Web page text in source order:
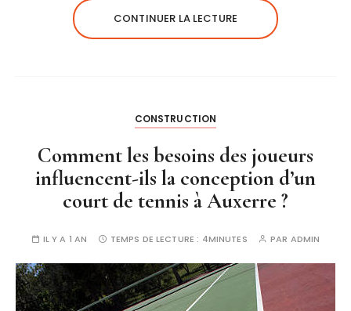
CONTINUER LA LECTURE
CONSTRUCTION
Comment les besoins des joueurs
influencent-ils la conception d’un
court de tennis à Auxerre ?
IL Y A 1 AN TEMPS DE LECTURE : 4MINUTES PAR ADMIN